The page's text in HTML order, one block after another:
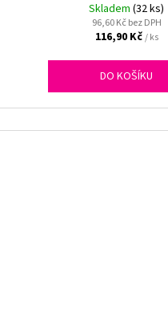
Skladem(32 ks)
96,60 Kč bez DPH
116,90 Kč/ ks
DO KOŠÍKU